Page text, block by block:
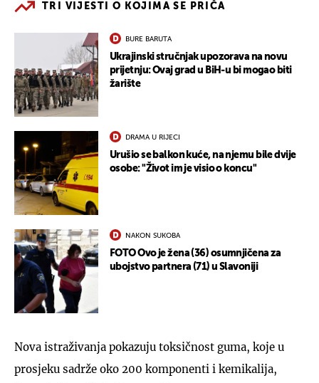
TRI VIJESTI O KOJIMA SE PRIČA
BURE BARUTA
Ukrajinski stručnjak upozorava na novu
prijetnju: Ovaj grad u BiH-u bi mogao biti
žarište
DRAMA U RIJECI
Urušio se balkon kuće, na njemu bile dvije
osobe: "Život im je visio o koncu"
NAKON SUKOBA
FOTO Ovo je žena (36) osumnjičena za
ubojstvo partnera (71) u Slavoniji
Nova istraživanja pokazuju toksičnost guma, koje u
prosjeku sadrže oko 200 komponenti i kemikalija,